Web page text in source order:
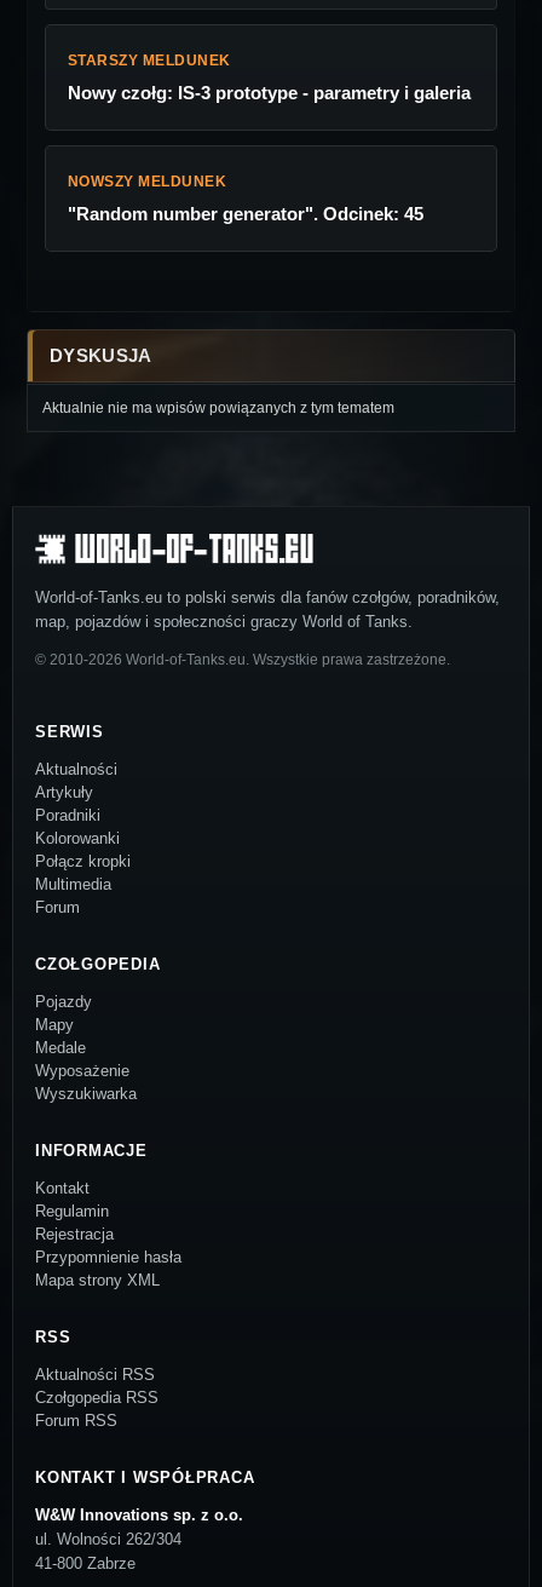
STARSZY MELDUNEK
Nowy czołg: IS-3 prototype - parametry i galeria
NOWSZY MELDUNEK
"Random number generator". Odcinek: 45
DYSKUSJA
Aktualnie nie ma wpisów powiązanych z tym tematem
World-of-Tanks.eu to polski serwis dla fanów czołgów, poradników,
map, pojazdów i społeczności graczy World of Tanks.
© 2010-2026 World-of-Tanks.eu. Wszystkie prawa zastrzeżone.
SERWIS
Aktualności
Artykuły
Poradniki
Kolorowanki
Połącz kropki
Multimedia
Forum
CZOŁGOPEDIA
Pojazdy
Mapy
Medale
Wyposażenie
Wyszukiwarka
INFORMACJE
Kontakt
Regulamin
Rejestracja
Przypomnienie hasła
Mapa strony XML
RSS
Aktualności RSS
Czołgopedia RSS
Forum RSS
KONTAKT I WSPÓŁPRACA
W&W Innovations sp. z o.o.
ul. Wolności 262/304
41-800 Zabrze